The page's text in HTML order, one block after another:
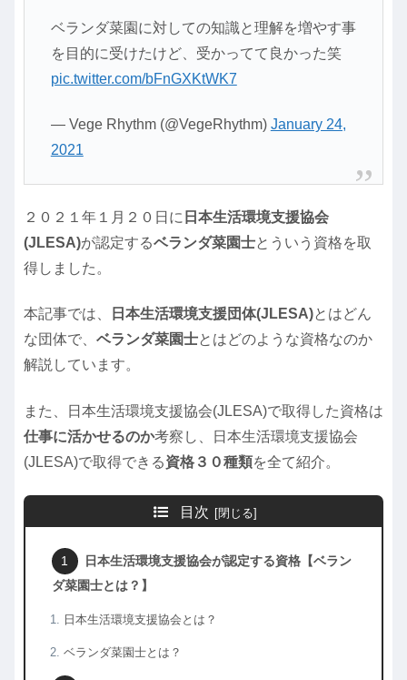
ベランダ菜園に対しての知識と理解を増やす事
を目的に受けたけど、受かってて良かった笑
pic.twitter.com/bFnGXKtWK7
— Vege Rhythm (@VegeRhythm) January 24,
2021
２０２１年１月２０日に 日本生活環境支援協会
(JLESA)が認定するベランダ菜園士とういう資格を取
得しました。
本記事では、 日本生活環境支援団体(JLESA)とはどん
な団体で、 ベランダ菜園士とはどのような資格なのか
解説しています。
また、日本生活環境支援協会(JLESA)で取得した資格は
仕事に活かせるのか考察し、日本生活環境支援協会
(JLESA)で取得できる資格３０種類を全て紹介。
目次
日本生活環境支援協会が認定する資格【ベラン
ダ菜園士とは？】
日本生活環境支援協会とは？
ベランダ菜園士とは？